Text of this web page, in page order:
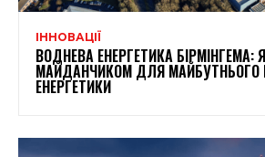
ІННОВАЦІЇ
ВОДНЕВА ЕНЕРГЕТИКА БІРМІНГЕМА:
МАЙДАНЧИКОМ ДЛЯ МАЙБУТНЬОГО
ЕНЕРГЕТИКИ